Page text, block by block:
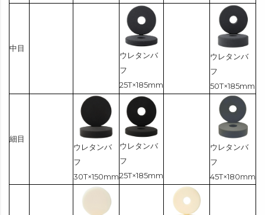
中目
ウレタンバ
フ
25T×185mm
ウレタンバ
フ
50T×185mm
細目
ウレタンバ
フ
30T×150mm
ウレタンバ
フ
25T×185mm
ウレタンバ
フ
45T×180mm